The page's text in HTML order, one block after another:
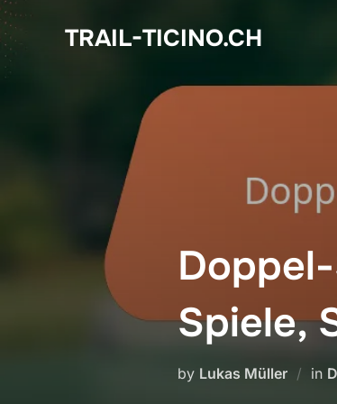
Skip
to
content
TRAIL-TICINO.CH
Spiele,
by Lukas Müller in